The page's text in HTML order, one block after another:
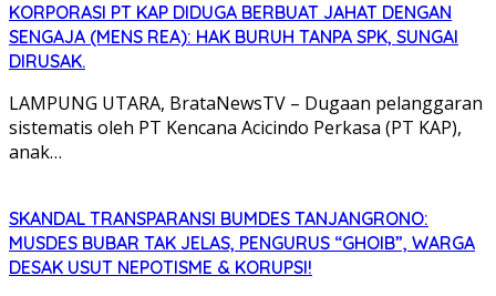
KORPORASI PT KAP DIDUGA BERBUAT JAHAT DENGAN
SENGAJA (MENS REA): HAK BURUH TANPA SPK, SUNGAI
DIRUSAK.
LAMPUNG UTARA, BrataNewsTV – Dugaan pelanggaran
sistematis oleh PT Kencana Acicindo Perkasa (PT KAP),
anak…
SKANDAL TRANSPARANSI BUMDES TANJANGRONO:
MUSDES BUBAR TAK JELAS, PENGURUS “GHOIB”, WARGA
DESAK USUT NEPOTISME & KORUPSI!